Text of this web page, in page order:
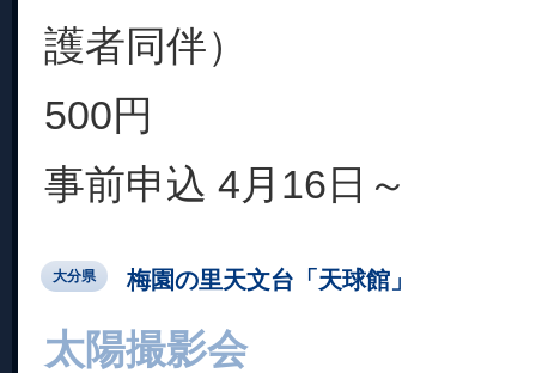
護者同伴）
500円
事前申込 4月16日～
大分県 梅園の里天文台「天球館」
太陽撮影会